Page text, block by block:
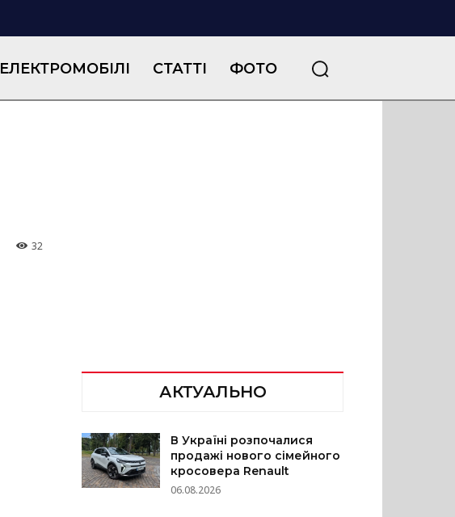
ЕЛЕКТРОМОБІЛІ СТАТТІ ФОТО
32
АКТУАЛЬНО
В Україні розпочалися
продажі нового сімейного
кросовера Renault
06.08.2026